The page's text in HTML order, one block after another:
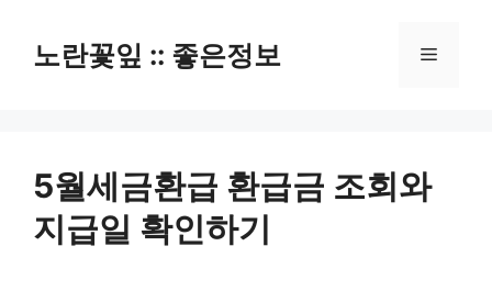
노란꽃잎 :: 좋은정보 메
5월세금환급 환급금 조회와
지급일 확인하기